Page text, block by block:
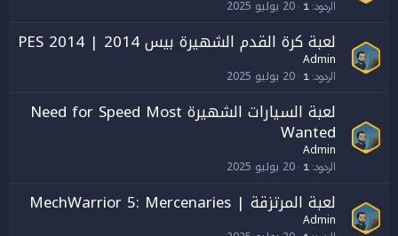
الردود 1 20 يوليو 2025
لعبة كرة القدم الشهيرة بيس 2014 | PES 2014
Admin
الردود 1 20 يوليو 2025
لعبة السيارات الشهيرة Need for Speed Most
Wanted
Admin
الردود 1 20 يوليو 2025
لعبة المرتزقة | MechWarrior 5: Mercenaries
Admin